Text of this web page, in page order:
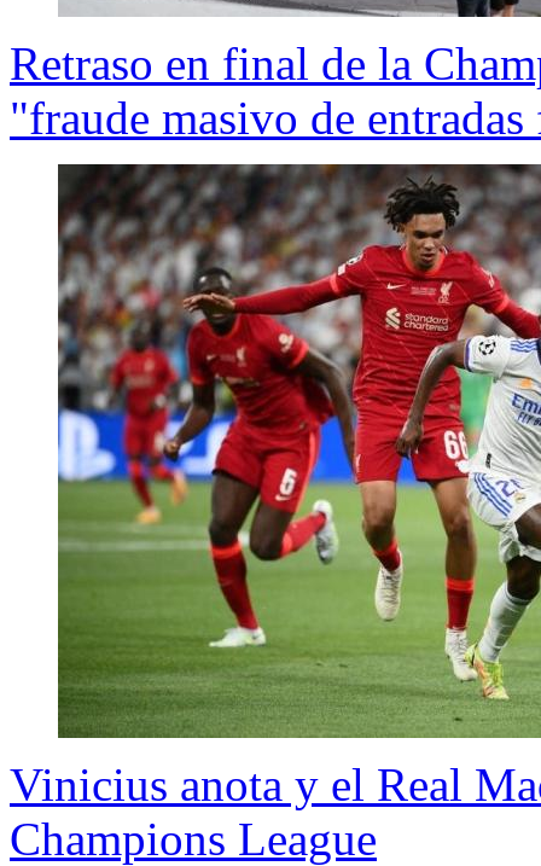
Retraso en final de la
"fraude masivo de entradas
Vinicius anota y el Real
Champions League